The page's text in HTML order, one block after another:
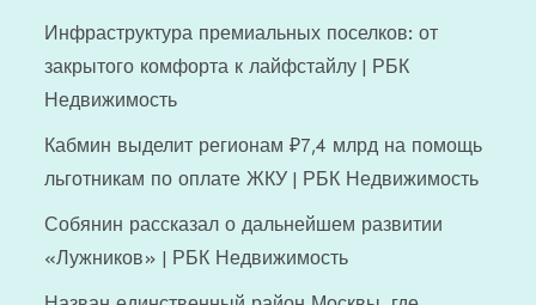
Инфраструктура премиальных поселков: от
закрытого комфорта к лайфстайлу | РБК
Недвижимость
Кабмин выделит регионам ₽7,4 млрд на помощь
льготникам по оплате ЖКУ | РБК Недвижимость
Собянин рассказал о дальнейшем развитии
«Лужников» | РБК Недвижимость